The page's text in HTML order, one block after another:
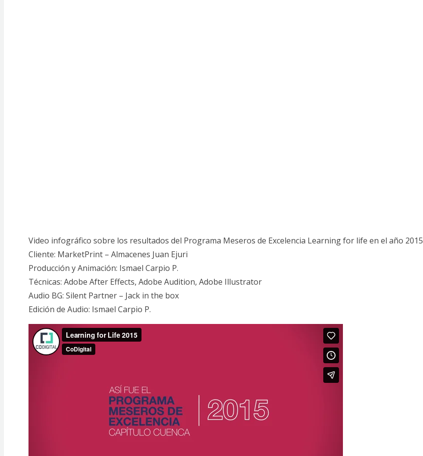
Video infográfico sobre los resultados del Programa Meseros de Excelencia Learning for life en el año 2015
Cliente: MarketPrint – Almacenes Juan Ejuri
Producción y Animación: Ismael Carpio P.
Técnicas: Adobe After Effects, Adobe Audition, Adobe Illustrator
Audio BG: Silent Partner – Jack in the box
Edición de Audio: Ismael Carpio P.